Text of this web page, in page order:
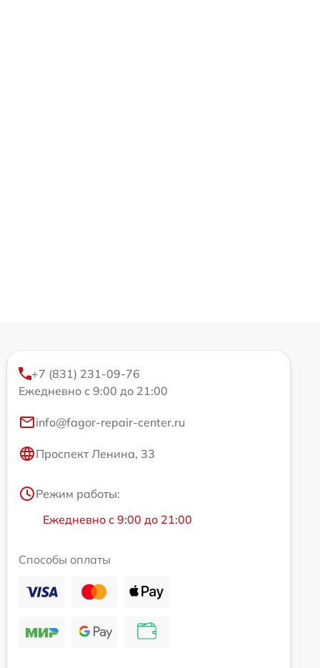
+7 (831) 231-09-76
Ежедневно с 9:00 до 21:00
info@fagor-repair-center.ru
Проспект Ленина, 33
Режим работы:
Ежедневно с 9:00 до 21:00
Способы оплаты